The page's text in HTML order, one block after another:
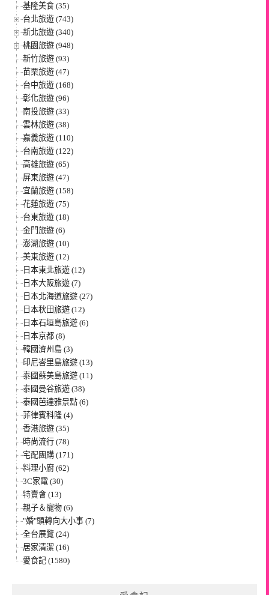
基隆美食 (35)
台北旅遊 (743)
新北旅遊 (340)
桃園旅遊 (948)
新竹旅遊 (93)
苗栗旅遊 (47)
台中旅遊 (168)
彰化旅遊 (96)
南投旅遊 (33)
雲林旅遊 (38)
嘉義旅遊 (110)
台南旅遊 (122)
高雄旅遊 (65)
屏東旅遊 (47)
宜蘭旅遊 (158)
花蓮旅遊 (75)
台東旅遊 (18)
金門旅遊 (6)
澎湖旅遊 (10)
美東旅遊 (12)
日本東北旅遊 (12)
日本大阪旅遊 (7)
日本北海道旅遊 (27)
日本秋田旅遊 (12)
日本石垣島旅遊 (6)
日本京都 (8)
韓國濟州島 (3)
印尼峇里島旅遊 (13)
泰國蘇美島旅遊 (11)
泰國曼谷旅遊 (38)
泰國芭達雅景點 (6)
菲律賓科隆 (4)
香港旅遊 (35)
時尚流行 (78)
宅配團購 (171)
料理小廚 (62)
3C家電 (30)
特賣會 (13)
親子＆寵物 (6)
"婚"頭轉向大小事 (7)
全台展覽 (24)
居家清潔 (16)
愛食記 (1580)